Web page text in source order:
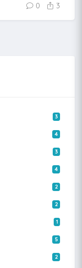
0 3
3
4
3
4
2
2
1
5
2